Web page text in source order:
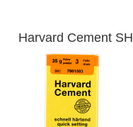
Harvard Cement